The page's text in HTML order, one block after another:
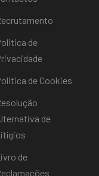
de
de Cookies
de
de